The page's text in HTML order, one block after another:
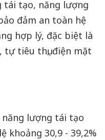
tái tạo, năng lượng
đảm an toàn hệ
hợp lý, đặc biệt là
tiêu thụ, điện mặt
lượng tái tạo
khoảng 30,9 - 39,2%